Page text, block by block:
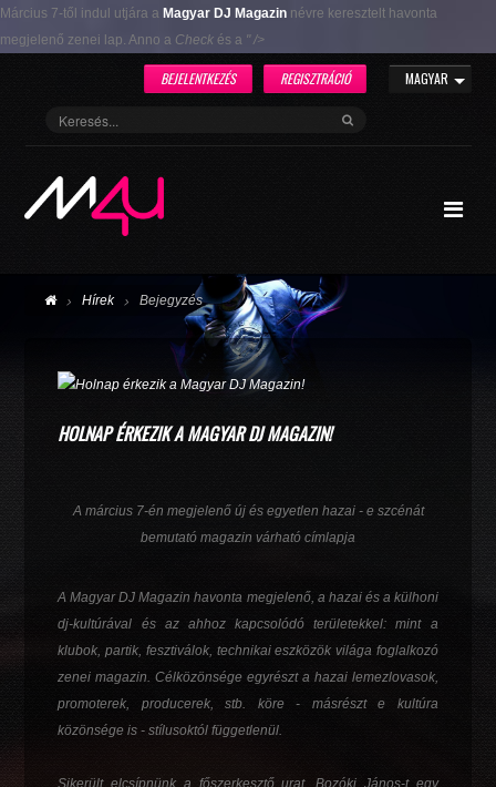
Március 7-től indul utjára a Magyar DJ Magazin névre keresztelt havonta
megjelenő zenei lap. Anno a Check és a " />
MAGYAR
REGISZTRÁCIÓ
BEJELENTKEZÉS
Hírek Bejegyzés
HOLNAP ÉRKEZIK A MAGYAR DJ MAGAZIN!
A március 7-én megjelenő új és egyetlen hazai - e szcénát
bemutató magazin várható címlapja
A Magyar DJ Magazin havonta megjelenő, a hazai és a külhoni
dj-kultúrával és az ahhoz kapcsolódó területekkel: mint a
klubok, partik, fesztiválok, technikai eszközök világa foglalkozó
zenei magazin. Célközönsége egyrészt a hazai lemezlovasok,
promoterek, producerek, stb. köre - másrészt e kultúra
közönsége is - stílusoktól függetlenül.
Sikerült elcsípnünk a főszerkesztő urat,Bozóki János-t egy